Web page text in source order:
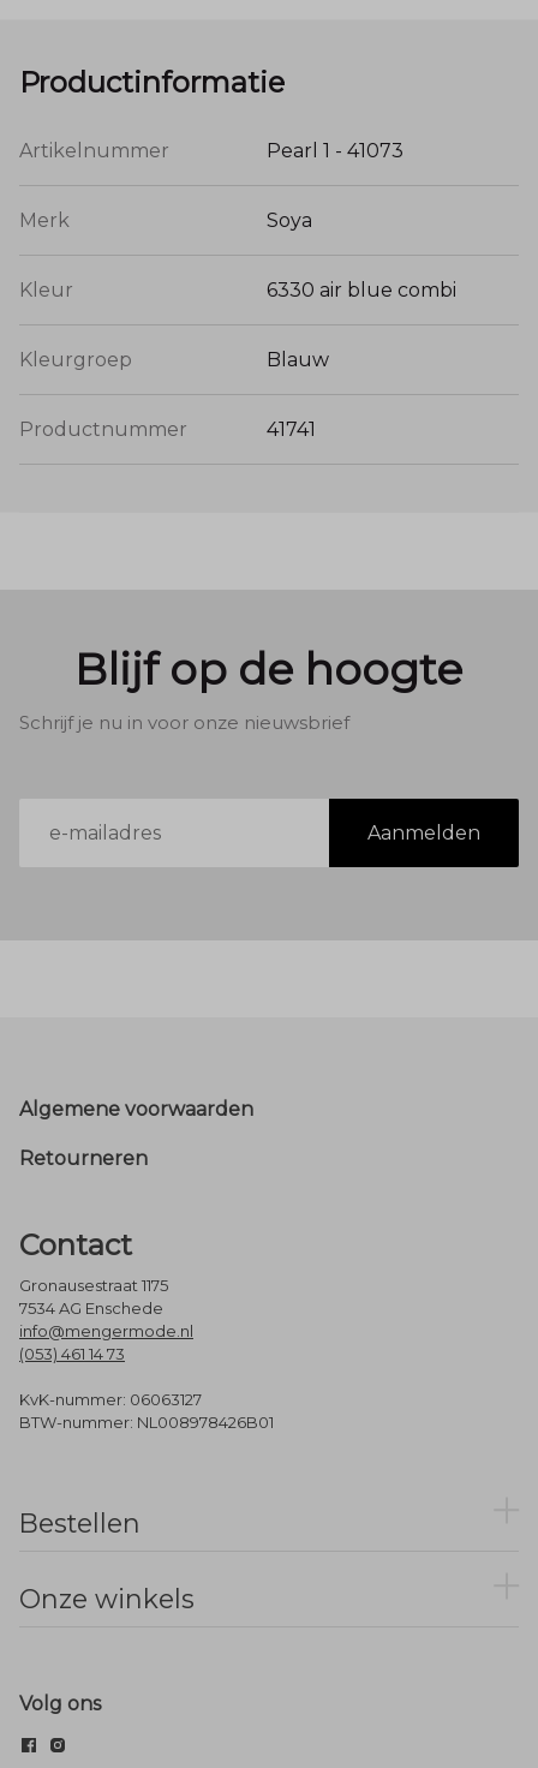
Productinformatie
Artikelnummer Pearl 1 - 41073
Merk Soya
Kleur 6330 air blue combi
Kleurgroep Blauw
Productnummer 41741
Blijf op de hoogte
Schrijf je nu in voor onze nieuwsbrief
mailadres
Aanmelden
Footer
Algemene voorwaarden
Retourneren
Contact
Gronausestraat 1175
7534 AG Enschede
info@mengermode.nl
(053) 461 14 73
KvK-nummer: 06063127
BTW-nummer: NL008978426B01
Bestellen
Onze winkels
Volg ons